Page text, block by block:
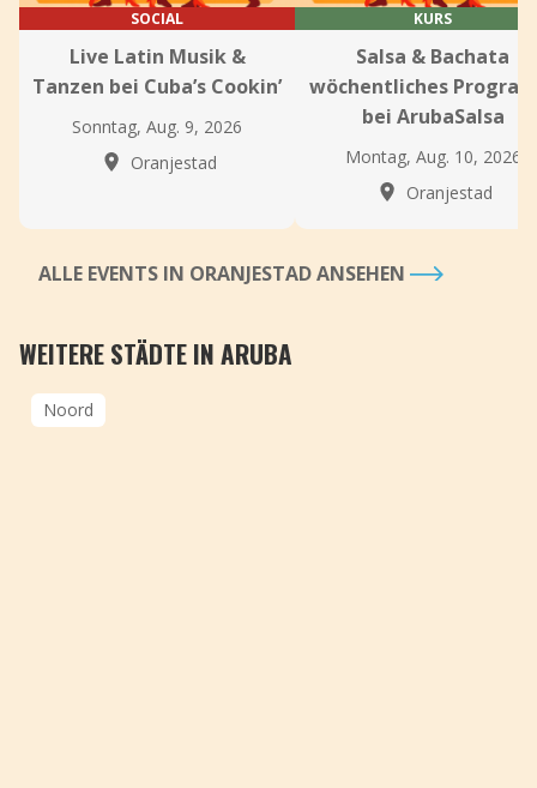
SOCIAL
Live Latin Musik &
Tanzen bei Cuba’s Cookin’
Sonntag, Aug. 9, 2026
Oranjestad
KURS
Salsa & Bachata
wöchentliches
bei ArubaSalsa
Montag, Aug. 10, 2026
Oranjestad
ALLE EVENTS IN ORANJESTAD ANSEHEN
WEITERE STÄDTE IN ARUBA
Noord